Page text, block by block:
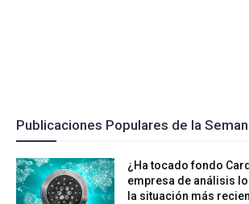
Publicaciones Populares de la
¿Ha tocado fondo
empresa de análisis
la situación más